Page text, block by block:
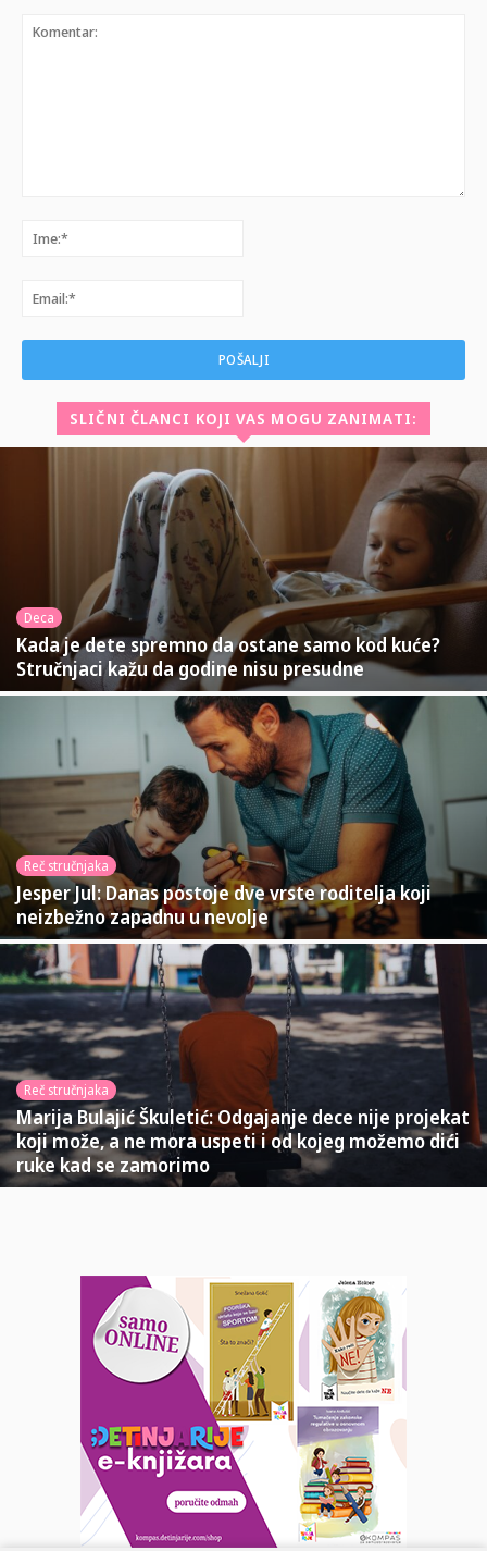
SLIČNI ČLANCI KOJI VAS MOGU ZANIMATI:
Deca
Kada je dete spremno da ostane samo kod kuće?
Stručnjaci kažu da godine nisu presudne
Reč stručnjaka
Jesper Jul: Danas postoje dve vrste roditelja koji
neizbežno zapadnu u nevolje
Reč stručnjaka
Marija Bulajić Škuletić: Odgajanje dece nije projekat
koji može, a ne mora uspeti i od kojeg možemo dići
ruke kad se zamorimo